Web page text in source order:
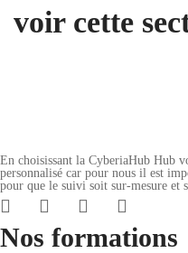
voir cette
En choisissant la CyberiaHub Hub
personnalisé car pour nous il est
pour que le suivi soit sur-mesure et
Nos formations